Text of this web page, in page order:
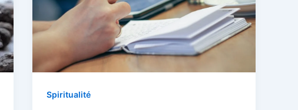
Spiritualité